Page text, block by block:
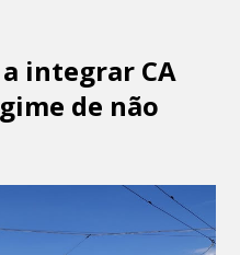
a integrar CA
de não